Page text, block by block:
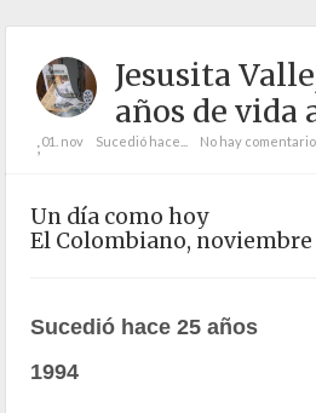
Jesusita
años de vida
;01. nov Sucedió hace... No hay
Un día como hoy
El Colombiano, noviembre
Sucedió hace 25 años
1994